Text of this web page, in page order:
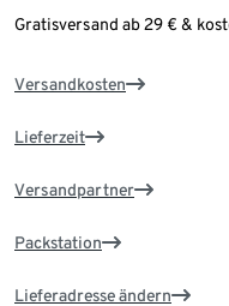
Gratisversand ab 29 € &
Versandkosten
Lieferzeit
Versandpartner
Packstation
Lieferadresse ändern